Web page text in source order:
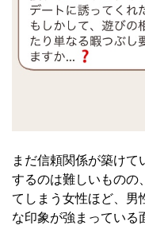
まだ信頼関係が築け
するのは難しいものの
てしまう女性ほど、男
な印象が強まっている